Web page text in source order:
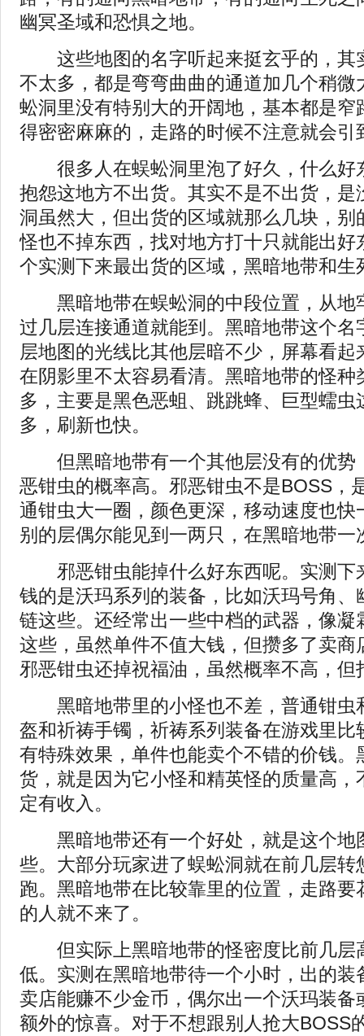
幽冥圣域和恐惧之地。
这些地图的名字听起来挺玄乎的，其
不太多，都是弯弯曲曲的通道加几个稍微
蚣洞里没有特别大的开阔地，基本都是窄
得密密麻麻的，走路的时候不注意就会引
很多人在蜈蚣洞里泡了好久，什么好
抱怨这地方不出货。其实不是不出货，是
洞虽然大，但出货的区域就那么几块，别
怪也不掉东西，找对地方打十只就能出好
个实测下来最出货的区域，黑暗地带和生
黑暗地带在蜈蚣洞的中段位置，从地
过几层连接通道就能到。黑暗地带这个名
层地图的光线比其他层暗不少，屏幕看起
在阴影里不太容易看清。黑暗地带的怪种
多，主要是黑色恶蛆、跳跳蜂、巨型蠕虫
多，刷新也快。
但黑暗地带有一个其他层没有的优势
恶钳虫的概率高。邪恶钳虫不是BOSS，
通钳虫大一圈，颜色更深，移动速度也快
别的层偶尔能见到一两只，在黑暗地带一
邪恶钳虫能掉什么好东西呢。实测下
钱的是沃玛系列的装备，比如沃玛号角、
链这些。还经常出一些中档的武器，像凝
这些，虽然单件不值大钱，但攒多了卖商
邪恶钳虫还掉祝福油，虽然概率不高，但
黑暗地带里的小怪也不差，普通钳虫
盔和祈祷手镯，祈祷系列装备在游戏里比
有特殊效果，单件也能卖个不错的价钱。
货，就是因为它小怪和精英怪的质量高，
定有收入。
黑暗地带还有一个好处，就是这个地
些。大部分玩家进了蜈蚣洞就在前几层转
跑。黑暗地带在比较靠里的位置，走路要
的人就不来了。
但实际上黑暗地带的怪密度比前几层
低。实测在黑暗地带待一个小时，出的装
卖店能赚不少金币，偶尔出一个沃玛装备
额外的惊喜。对于不想跟别人抢大BOSS